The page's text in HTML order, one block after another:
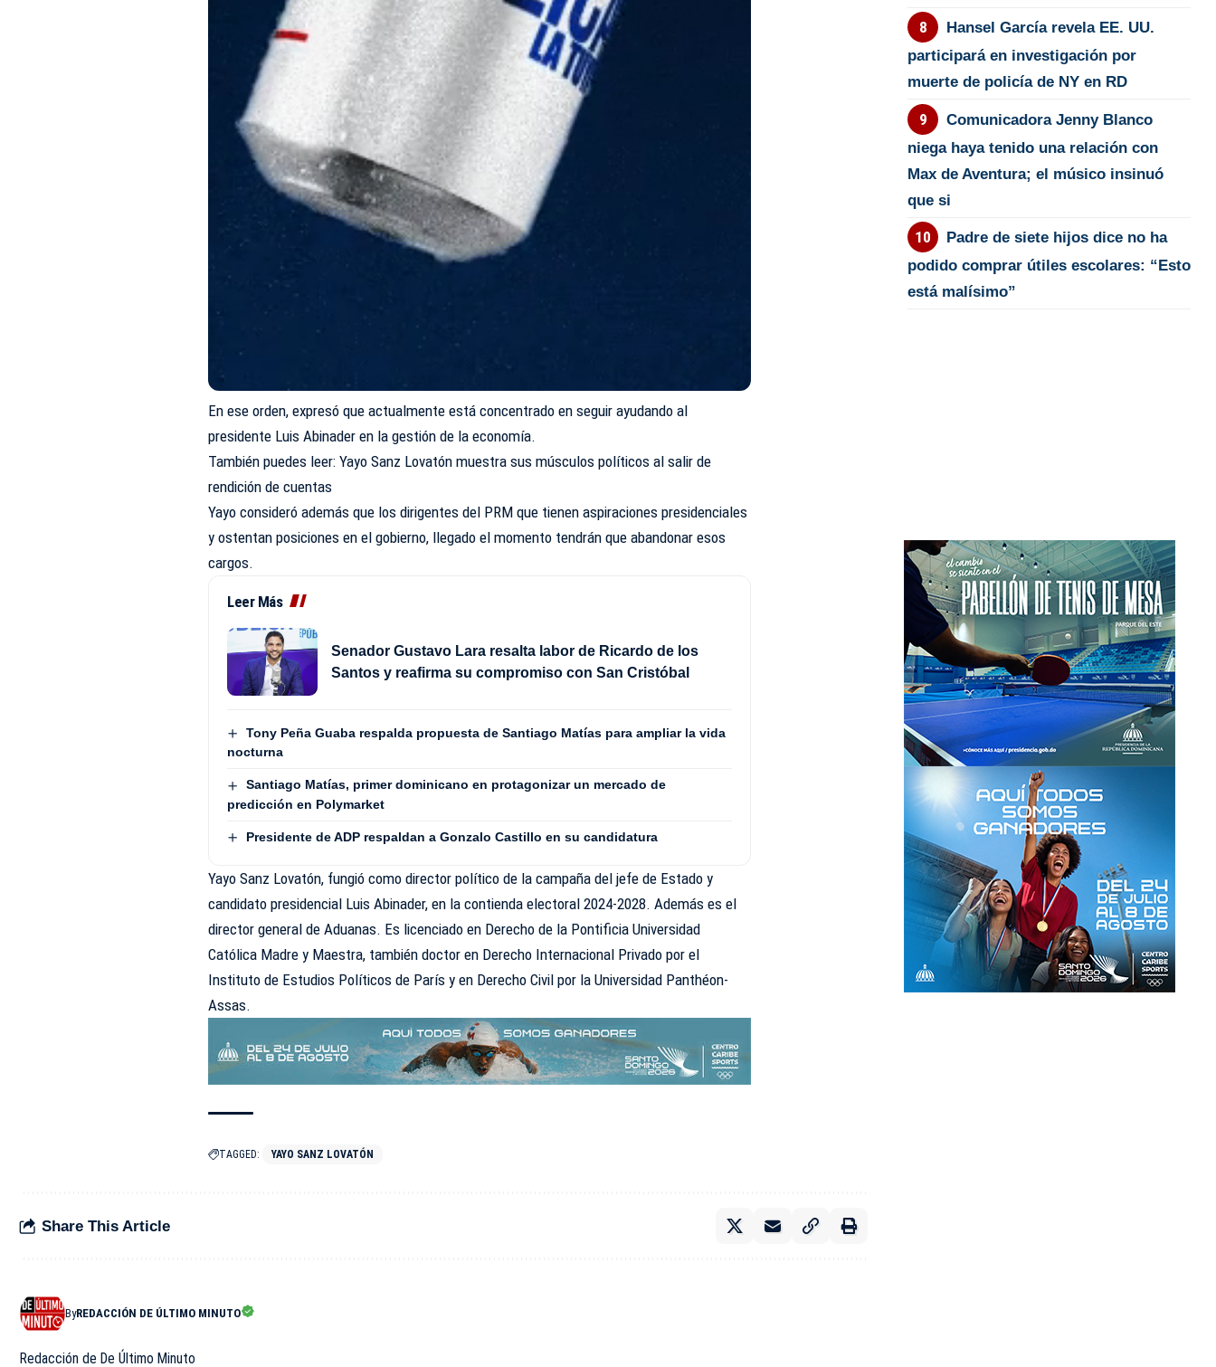
En ese orden, expresó que actualmente está concentrado en seguir ayudando al
presidente Luis Abinader en la gestión de la economía.
También puedes leer:Yayo Sanz Lovatón muestra sus músculos políticos al salir de
rendición de cuentas
Yayo consideró además que los dirigentes del PRM que tienen aspiraciones presidenciales
y ostentan posiciones en el gobierno, llegado el momento tendrán que abandonar esos
cargos.
Leer Más
Senador Gustavo Lara resalta labor de Ricardo de los
Santos y reafirma su compromiso con San Cristóbal
Tony Peña Guaba respalda propuesta de Santiago Matías para ampliar la vida
nocturna
Santiago Matías, primer dominicano en protagonizar un mercado de
predicción en Polymarket
Presidente de ADP respaldan a Gonzalo Castillo en su candidatura
Yayo Sanz Lovatón, fungió como director político de la campaña del jefe de Estado y
candidato presidencial Luis Abinader, en la contienda electoral 2024-2028. Además es el
director general de Aduanas. Es licenciado en Derecho de la Pontificia Universidad
Católica Madre y Maestra, también doctor en Derecho Internacional Privado por el
Instituto de Estudios Políticos de París y en Derecho Civil por la Universidad Panthéon-
Assas.
TAGGED: YAYO SANZ LOVATÓN
Share This Article
ByREDACCIÓN DE ÚLTIMO MINUTO
Redacción de De Último Minuto
Hansel García revela EE. UU.
participará en investigación por
muerte de policía de NY en RD
Comunicadora Jenny Blanco
niega haya tenido una relación con
Max de Aventura; el músico insinuó
que si
Padre de siete hijos dice no ha
podido comprar útiles escolares: “Esto
está malísimo”